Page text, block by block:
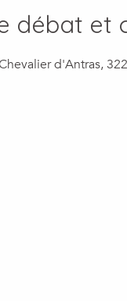
débat et
d'Antras,